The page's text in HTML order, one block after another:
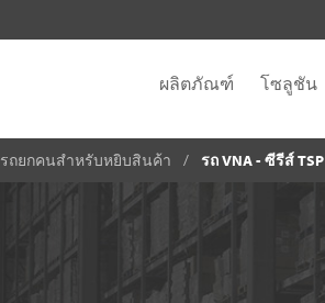
ผลิตภัณฑ์ โซลูชัน
รถยกคนสำหรับหยิบสินค้า รถ VNA - ซีรีส์ TSP